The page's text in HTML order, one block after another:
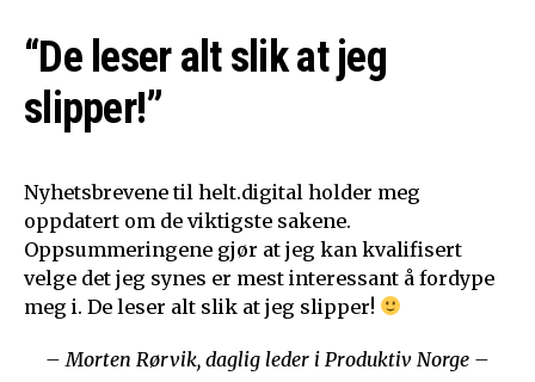
“De leser alt slik at jeg
slipper!”
Nyhetsbrevene til helt.digital holder meg
oppdatert om de viktigste sakene.
Oppsummeringene gjør at jeg kan kvalifisert
velge det jeg synes er mest interessant å fordype
meg i. De leser alt slik at jeg slipper!
– Morten Rørvik, daglig leder i Produktiv Norge –